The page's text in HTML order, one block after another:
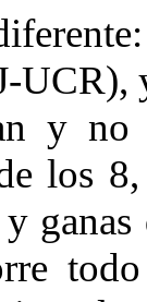
y
los
y